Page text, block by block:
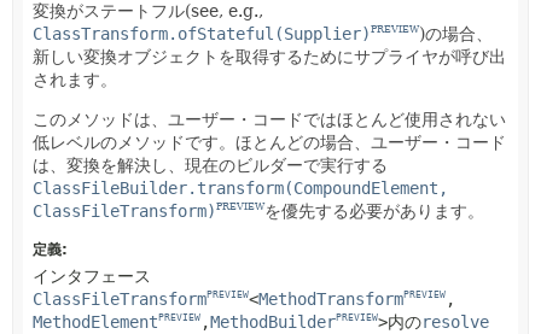
変換がステートフル(see, e.g.,
ClassTransform.ofStateful(Supplier) PREVIEW)の場合、
新しい変換オブジェクトを取得するためにサプライヤが呼び出
されます。
このメソッドは、ユーザー・コードではほとんど使用されない
低レベルのメソッドです。ほとんどの場合、ユーザー・コード
は、変換を解決し、現在のビルダーで実行する
ClassFileBuilder.transform(CompoundElement,
ClassFileTransform) PREVIEWを優先する必要があります。
定義:
インタフェース
ClassFileTransformPREVIEW<MethodTransformPREVIEW ,
MethodElement PREVIEW ,MethodBuilderPREVIEW>内のresolve